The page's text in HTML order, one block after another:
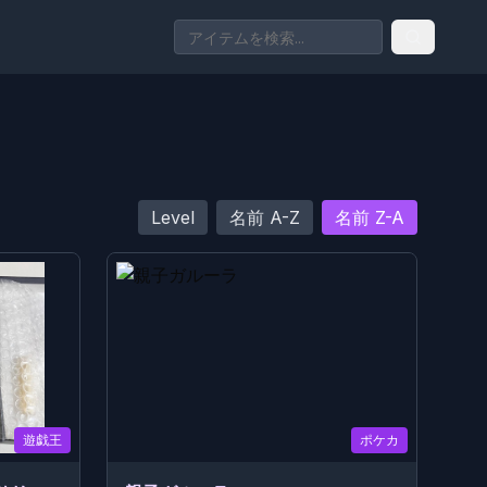
Level 名前 A-Z 名前 Z-A
遊戯王 ポケカ